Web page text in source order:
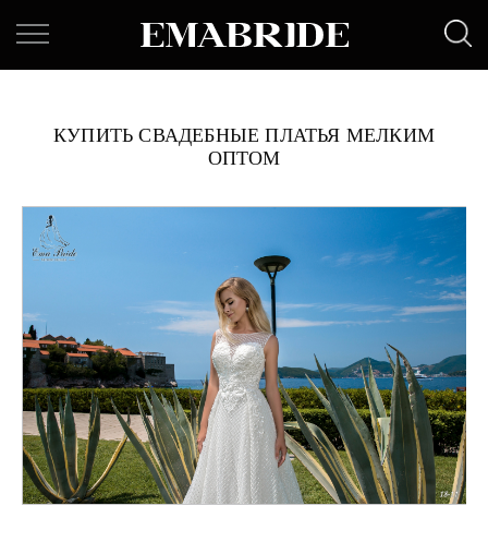
КУПИТЬ СВАДЕБНЫЕ ПЛАТЬЯ МЕЛКИМ
ОПТОМ